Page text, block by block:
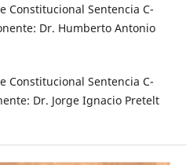
Constitucional Sentencia C-
Dr. Humberto Antonio
Constitucional Sentencia C-
Dr. Jorge Ignacio Pretelt